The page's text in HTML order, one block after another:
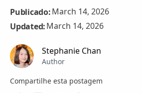
Publicado:March 14, 2026
Updated:March 14, 2026
Stephanie Chan
Author
Compartilhe esta postagem